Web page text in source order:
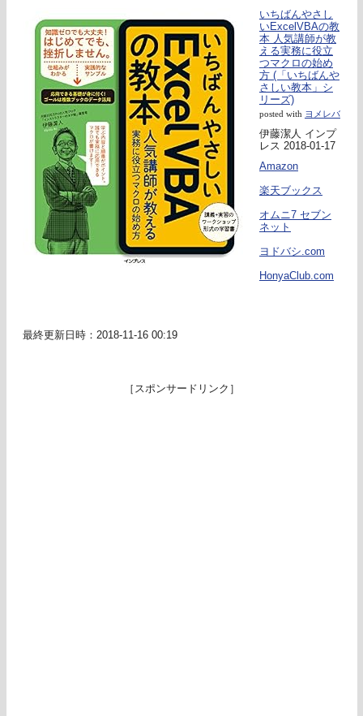
いちばんやさし
いExcelVBAの教
本 人気講師が教
える実務に役立
つマクロの始め
方 (「いちばんや
さしい教本」シ
リーズ)
posted with ヨメレバ
伊藤潔人 インプ
レス 2018-01-17
Amazon
楽天ブックス
オムニ7 セブン
ネット
ヨドバシ.com
HonyaClub.com
最終更新日時：2018-11-16 00:19
［スポンサードリンク］